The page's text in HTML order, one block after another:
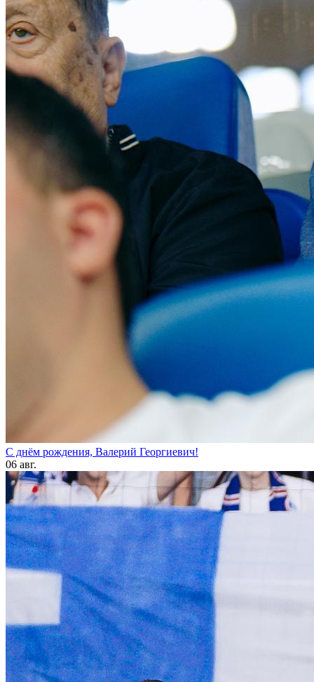
С днём рождения, Валерий Георгиевич!
06 авг.